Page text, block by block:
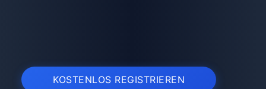
KOSTENLOS REGISTRIEREN